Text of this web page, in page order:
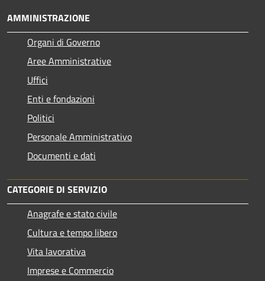
AMMINISTRAZIONE
Organi di Governo
Aree Amministrative
Uffici
Enti e fondazioni
Politici
Personale Amministrativo
Documenti e dati
CATEGORIE DI SERVIZIO
Anagrafe e stato civile
Cultura e tempo libero
Vita lavorativa
Imprese e Commercio